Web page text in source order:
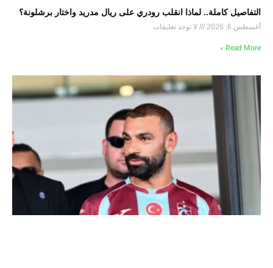
التفاصيل كاملة.. لماذا انقلب رودري على ريال مدريد واختار برشلونة؟
أغسطس 6, 2026 لا توجد تعليقات
Read More »